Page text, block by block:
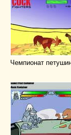
Чемпионат